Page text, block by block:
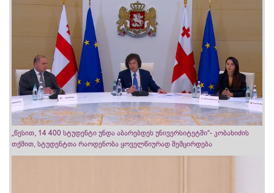
„წესით, 14 400 სტუდენტი უნდა აბარებდეს უნივერსიტეტში“- კობახიძის
თქმით, სტუდენტთა რაოდენობა ყოველწიურად შემცირდება